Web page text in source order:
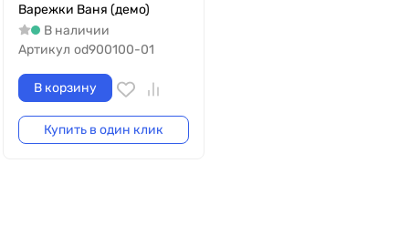
Варежки Ваня (демо)
В наличии
Артикул od900100-01
В корзину
Купить в один клик